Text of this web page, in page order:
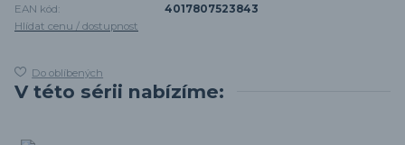
EAN kód:
4017807523843
Hlídat cenu / dostupnost
Do oblíbených
V této sérii nabízíme: